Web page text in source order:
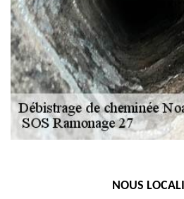
NOUS